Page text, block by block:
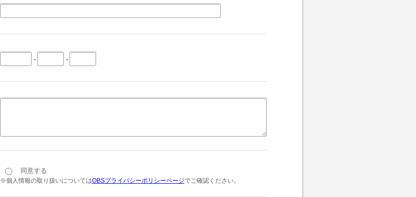
- -
同意する
※個人情報の取り扱いについてはOBSプライバシーポリシーページでご確認ください。